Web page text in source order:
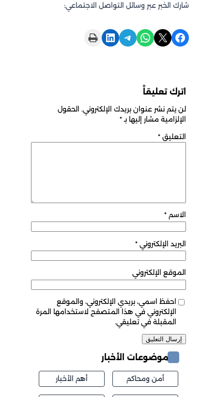
شارك الخبر عبر وسائل التواصل الاجتماعي:
Share on Facebook
Share on X
Share on WhatsApp
Share on Telegram
Share on LinkedIn
Print this Page
اترك تعليقاً
لن يتم نشر عنوان بريدك الإلكتروني. الحقول
الإلزامية مشار إليها بـ*
التعليق *
الاسم *
البريد الإلكتروني *
الموقع الإلكتروني
احفظ اسمي، بريدي الإلكتروني، والموقع
الإلكتروني في هذا المتصفح لاستخدامها المرة
المقبلة في تعليقي.
موضوعات الأخبار
أمن ومحاكم أهم الأخبار